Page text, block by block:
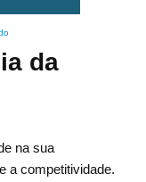
da
na sua
a competitividade.